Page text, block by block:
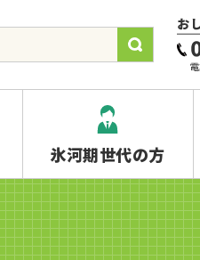
氷河期世代の方